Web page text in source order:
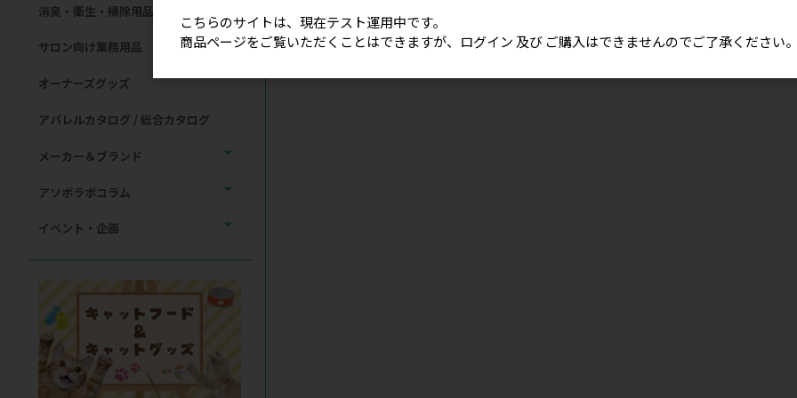
消臭・衛生・掃除用品
サロン向け業務用品
オーナーズグッズ
アパレルカタログ / 総合カタログ
メーカー＆ブランド
アソボラボコラム
イベント・企画
こちらのサイトは、現在テスト運用中です。
商品ページをご覧いただくことはできますが、ログイン 及び ご購入はできませんのでご了承ください